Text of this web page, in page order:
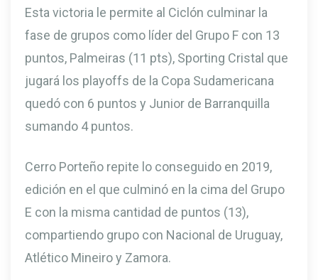
Esta victoria le permite al Ciclón culminar la
fase de grupos como líder del Grupo F con 13
puntos, Palmeiras (11 pts), Sporting Cristal que
jugará los playoffs de la Copa Sudamericana
quedó con 6 puntos y Junior de Barranquilla
sumando 4 puntos.
Cerro Porteño repite lo conseguido en 2019,
edición en el que culminó en la cima del Grupo
E con la misma cantidad de puntos (13),
compartiendo grupo con Nacional de Uruguay,
Atlético Mineiro y Zamora.